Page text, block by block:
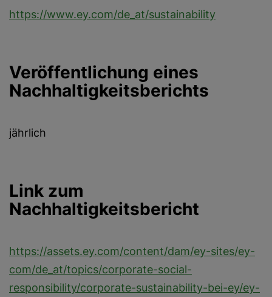
https://www.ey.com/de_at/sustainability
Veröffentlichung eines
Nachhaltigkeitsberichts
jährlich
Link zum
Nachhaltigkeitsbericht
https://assets.ey.com/content/dam/ey-sites/ey-
com/de_at/topics/corporate-social-
responsibility/corporate-sustainability-bei-ey/ey-